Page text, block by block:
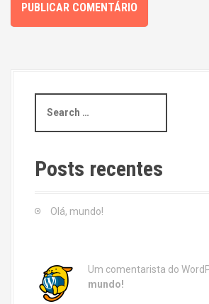
a
c
h
Posts recentes
Olá, mundo!
Um comentarista do
mundo!